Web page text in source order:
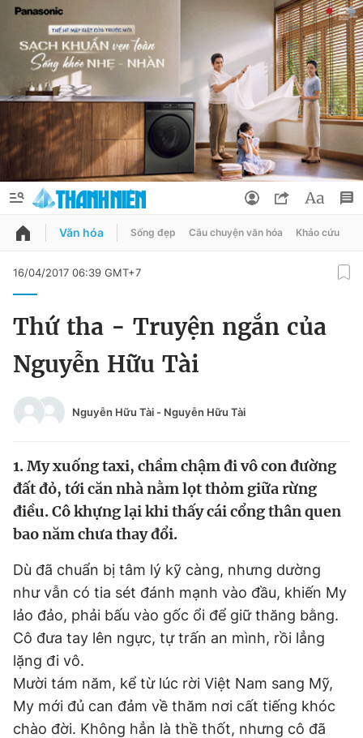
QUẢNG CÁO
Chào ngày mới Tin 24h
Tin thị trường Tin 360
Video Magazine
Sản phẩm khác
Tiện ích Bạn cần biết
Thông tin tòa soạn
Đổi mật khẩu
Tin đã lưu
Tin đã xem
Văn hóa Sống đẹp Câu chuyện văn hóa Khảo cứu
16/04/2017 06:39 GMT+7
Thứ tha - Truyện ngắn của
Nguyễn Hữu Tài
Nguyễn Hữu Tài - Nguyễn Hữu Tài
1. My xuống taxi, chầm chậm đi vô con đường
đất đỏ, tới căn nhà nằm lọt thỏm giữa rừng
điều. Cô khựng lại khi thấy cái cổng thân quen
bao năm chưa thay đổi.
Dù đã chuẩn bị tâm lý kỹ càng, nhưng dường
như vẫn có tia sét đánh mạnh vào đầu, khiến My
lảo đảo, phải bấu vào gốc ổi để giữ thăng bằng.
Cô đưa tay lên ngực, tự trấn an mình, rồi lẳng
lặng đi vô.
Mười tám năm, kể từ lúc rời Việt Nam sang Mỹ,
My mới đủ can đảm về thăm nơi cất tiếng khóc
chào đời. Không hẳn là thề thốt, nhưng cô đã